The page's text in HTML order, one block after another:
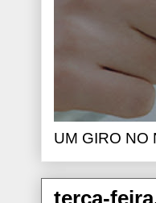
UM GIRO NO
terça-